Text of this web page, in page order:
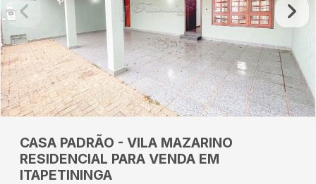
CASA PADRÃO - VILA MAZARINO
RESIDENCIAL PARA VENDA EM
ITAPETININGA